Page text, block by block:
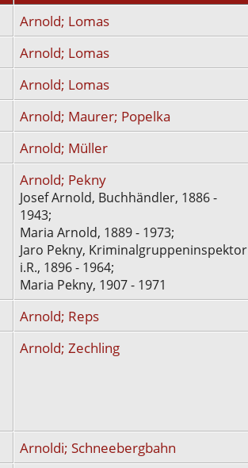
Arnold; Lomas
Arnold; Lomas
Arnold; Lomas
Arnold; Maurer; Popelka
Arnold; Müller
Arnold; Pekny
Josef Arnold, Buchhändler, 1886 -
1943;
Maria Arnold, 1889 - 1973;
Jaro Pekny, Kriminalgruppeninspektor
i.R., 1896 - 1964;
Maria Pekny, 1907 - 1971
Arnold; Reps
Arnold; Zechling
Arnoldi; Schneebergbahn